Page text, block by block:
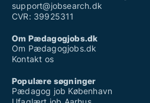
support@jobsearch.dk
CVR: 39925311
Om Pædagogjobs.dk
Om Pædagogjobs.dk
Kontakt os
Populære søgninger
Pædagog job København